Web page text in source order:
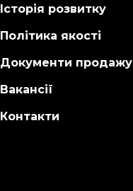
Історія розвитку
Політика якості
Документи продажу
Вакансії
Контакти